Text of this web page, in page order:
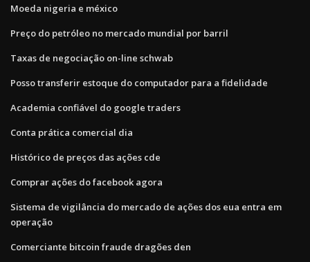
Moeda nigeria e méxico
Preço do petróleo no mercado mundial por barril
Taxas de negociação on-line schwab
Posso transferir estoque do computador para a fidelidade
Academia confiável do google traders
Conta prática comercial dia
Histórico de preços das ações cde
Comprar ações do facebook agora
Sistema de vigilância do mercado de ações dos eua entra em
operação
Comerciante bitcoin fraude dragões den